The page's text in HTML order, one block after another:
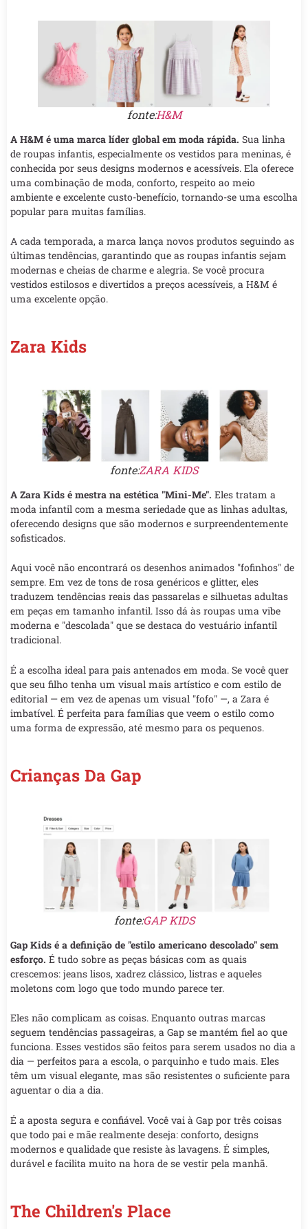
fonte:H&M
A H&M é uma marca líder global em moda rápida. Sua linha
de roupas infantis, especialmente os vestidos para meninas, é
conhecida por seus designs modernos e acessíveis. Ela oferece
uma combinação de moda, conforto, respeito ao meio
ambiente e excelente custo-benefício, tornando-se uma escolha
popular para muitas famílias.
A cada temporada, a marca lança novos produtos seguindo as
últimas tendências, garantindo que as roupas infantis sejam
modernas e cheias de charme e alegria. Se você procura
vestidos estilosos e divertidos a preços acessíveis, a H&M é
uma excelente opção.
Zara Kids
fonte:ZARA KIDS
A Zara Kids é mestra na estética "Mini-Me". Eles tratam a
moda infantil com a mesma seriedade que as linhas adultas,
oferecendo designs que são modernos e surpreendentemente
sofisticados.
Aqui você não encontrará os desenhos animados "fofinhos" de
sempre. Em vez de tons de rosa genéricos e glitter, eles
traduzem tendências reais das passarelas e silhuetas adultas
em peças em tamanho infantil. Isso dá às roupas uma vibe
moderna e "descolada" que se destaca do vestuário infantil
tradicional.
É a escolha ideal para pais antenados em moda. Se você quer
que seu filho tenha um visual mais artístico e com estilo de
editorial — em vez de apenas um visual "fofo" —, a Zara é
imbatível. É perfeita para famílias que veem o estilo como
uma forma de expressão, até mesmo para os pequenos.
Crianças Da Gap
fonte:GAP KIDS
Gap Kids é a definição de "estilo americano descolado" sem
esforço. É tudo sobre as peças básicas com as quais
crescemos: jeans lisos, xadrez clássico, listras e aqueles
moletons com logo que todo mundo parece ter.
Eles não complicam as coisas. Enquanto outras marcas
seguem tendências passageiras, a Gap se mantém fiel ao que
funciona. Esses vestidos são feitos para serem usados no dia a
dia — perfeitos para a escola, o parquinho e tudo mais. Eles
têm um visual elegante, mas são resistentes o suficiente para
aguentar o dia a dia.
É a aposta segura e confiável. Você vai à Gap por três coisas
que todo pai e mãe realmente deseja: conforto, designs
modernos e qualidade que resiste às lavagens. É simples,
durável e facilita muito na hora de se vestir pela manhã.
The Children's Place